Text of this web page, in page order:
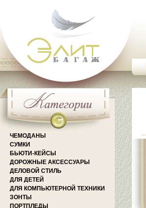
ЧЕМОДАНЫ
СУМКИ
БЬЮТИ-КЕЙСЫ
ДОРОЖНЫЕ АКСЕССУАРЫ
ДЕЛОВОЙ СТИЛЬ
ДЛЯ ДЕТЕЙ
ДЛЯ КОМПЬЮТЕРНОЙ ТЕХНИКИ
ЗОНТЫ
ПОРТПЛЕДЫ